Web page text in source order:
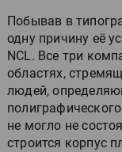
Побывав в
одну причину её
NCL. Все три
областях,
людей,
не могло не
строится корпус